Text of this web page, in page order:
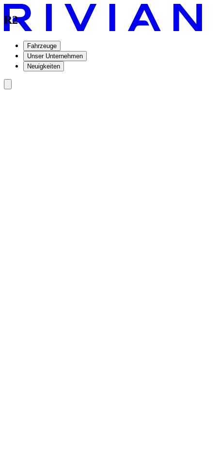
Fahrzeuge
Unser Unternehmen
Neuigkeiten
R2